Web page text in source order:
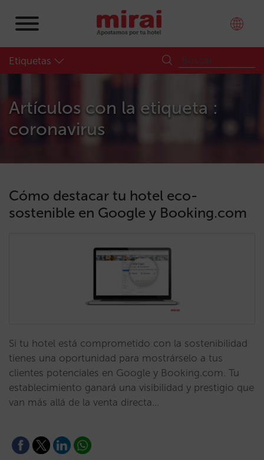
Etiquetas
Artículos con la etiqueta :
coronavirus
Cómo destacar tu hotel eco-
sostenible en Google y Booking.com
Si tu hotel está comprometido con la sostenibilidad
tienes una oportunidad para mostrárselo a tus
clientes potenciales en Google y Booking.com. Tu
establecimiento ganará una visibilidad y prestigio que
van más allá de la venta directa…